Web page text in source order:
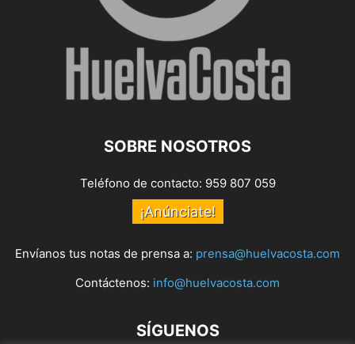
SOBRE NOSOTROS
Teléfono de contacto: 959 807 059
¡Anúnciate!
Envíanos tus notas de prensa a: prensa@huelvacosta.com
Contáctenos: info@huelvacosta.com
SÍGUENOS